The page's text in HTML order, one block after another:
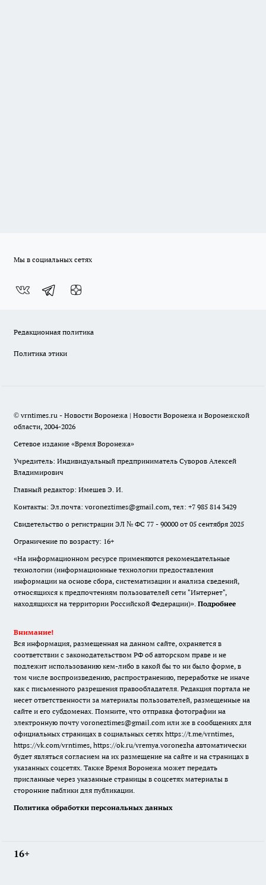
Мы в социальных сетях
Редакционная политика
Политика этики
© vrntimes.ru - Новости Воронежа | Новости Воронежа и Воронежской
области, 2004-2026
Сетевое издание «Время Воронежа»
Учредитель: Индивидуальный предприниматель Суворов Алексей
Владимирович
Главный редактор: Имешев Э. И.
Контакты: Эл.почта: voroneztimes@gmail.com, тел: +7 985 814 3429
Свидетельство о регистрации ЭЛ № ФС 77 - 90000 от 05 сентября 2025
Ограничение по возрасту: 16+
«На информационном ресурсе применяются рекомендательные
технологии (информационные технологии предоставления
информации на основе сбора, систематизации и анализа сведений,
относящихся к предпочтениям пользователей сети "Интернет",
находящихся на территории Российской Федерации)». Подробнее
Внимание!
Вся информация, размещенная на данном сайте, охраняется в
соответствии с законодательством РФ об авторском праве и не
подлежит использованию кем-либо в какой бы то ни было форме, в
том числе воспроизведению, распространению, переработке не иначе
как с письменного разрешения правообладателя. Редакция портала не
несет ответственности за материалы пользователей, размещенные на
сайте и его субдоменах. Помните, что отправка фотографии на
электронную почту voroneztimes@gmail.com или же в сообщениях для
официальных страницах в социальных сетях https://t.me/vrntimes,
https://vk.com/vrntimes, https://ok.ru/vremya.voronezha автоматически
будет являться согласием на их размещение на сайте и на страницах в
указанных соцсетях. Также Время Воронежа может передать
присланные через указанные страницы в соцсетях материалы в
сторонние паблики для публикации.
Политика обработки персональных данных
16+